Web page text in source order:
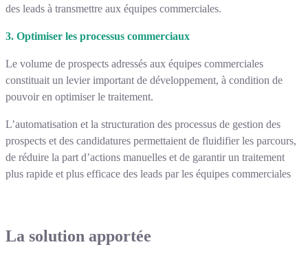
des leads à transmettre aux équipes commerciales.
3. Optimiser les processus commerciaux
Le volume de prospects adressés aux équipes commerciales
constituait un levier important de développement, à condition de
pouvoir en optimiser le traitement.
L’automatisation et la structuration des processus de gestion des
prospects et des candidatures permettaient de fluidifier les parcours,
de réduire la part d’actions manuelles et de garantir un traitement
plus rapide et plus efficace des leads par les équipes commerciales
La solution apportée